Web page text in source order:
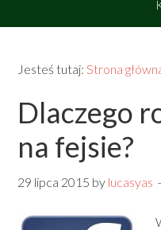
Jesteś tutaj:Strona
Dlaczego
na fejsie?
29 lipca 2015 by lucasyas